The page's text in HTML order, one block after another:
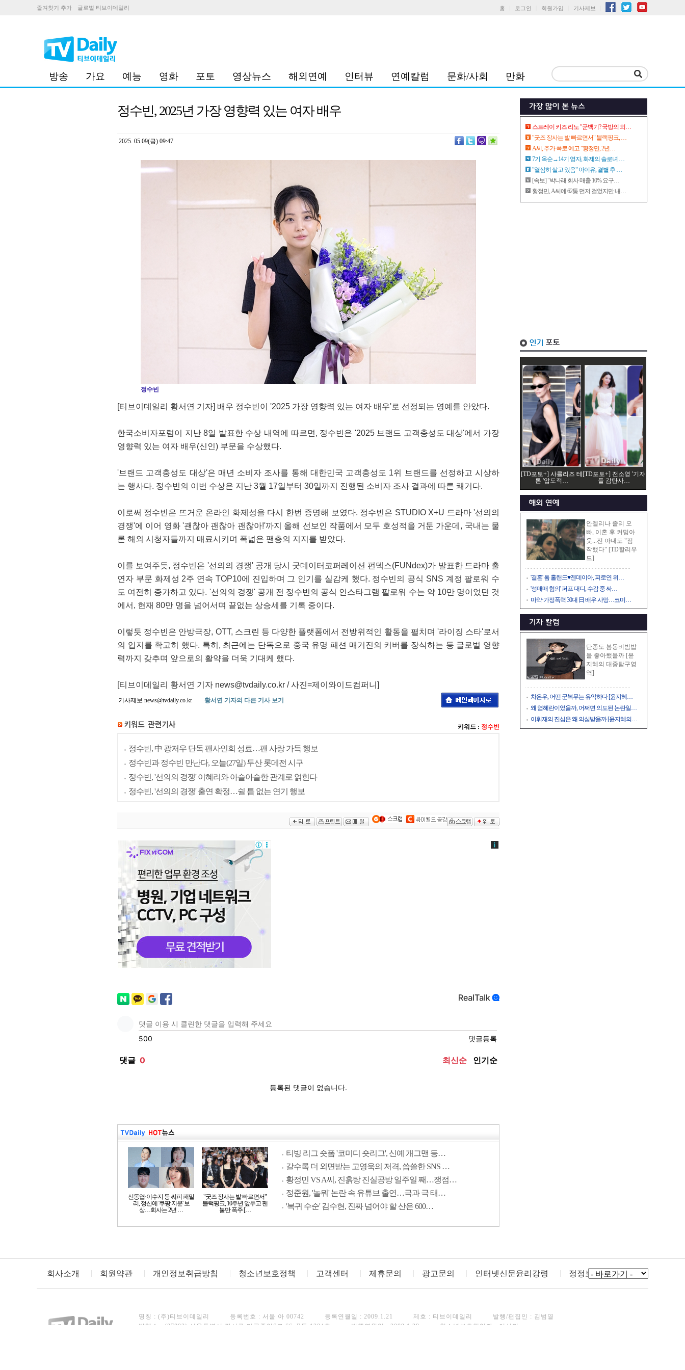
즐겨찾기 추가 글로벌 티브이데일리 홈 로그인 회원가입 기사제보
방송 가요 예능 영화 포토 영상뉴스 해외연예 인터뷰 연예칼럼 문화/사회 만화
정수빈, 2025년 가장 영향력 있는 여자 배우
2025. 05.09(금) 09:47
정수빈
[티브이데일리 황서연 기자] 배우 정수빈이 '2025 가장 영향력 있는 여자 배우'로 선정되는 영예를 안았다.
한국소비자포럼이 지난 8일 발표한 수상 내역에 따르면, 정수빈은 '2025 브랜드 고객충성도 대상'에서 가장
영향력 있는 여자 배우(신인) 부문을 수상했다.
'브랜드 고객충성도 대상'은 매년 소비자 조사를 통해 대한민국 고객충성도 1위 브랜드를 선정하고 시상하
는 행사다. 정수빈의 이번 수상은 지난 3월 17일부터 30일까지 진행된 소비자 조사 결과에 따른 쾌거다.
이로써 정수빈은 뜨거운 온라인 화제성을 다시 한번 증명해 보였다. 정수빈은 STUDIO X+U 드라마 '선의의
경쟁'에 이어 영화 '괜찮아 괜찮아 괜찮아!'까지 올해 선보인 작품에서 모두 호성적을 거둔 가운데, 국내는 물
론 해외 시청자들까지 매료시키며 폭넓은 팬층의 지지를 받았다.
이를 보여주듯, 정수빈은 '선의의 경쟁' 공개 당시 굿데이터코퍼레이션 펀덱스(FUNdex)가 발표한 드라마 출
연자 부문 화제성 2주 연속 TOP10에 진입하며 그 인기를 실감케 했다. 정수빈의 공식 SNS 계정 팔로워 수
도 여전히 증가하고 있다. '선의의 경쟁' 공개 전 정수빈의 공식 인스타그램 팔로워 수는 약 10만 명이었던 것
에서, 현재 80만 명을 넘어서며 끝없는 상승세를 기록 중이다.
이렇듯 정수빈은 안방극장, OTT, 스크린 등 다양한 플랫폼에서 전방위적인 활동을 펼치며 '라이징 스타'로서
의 입지를 확고히 했다. 특히, 최근에는 단독으로 중국 유명 패션 매거진의 커버를 장식하는 등 글로벌 영향
력까지 갖추며 앞으로의 활약을 더욱 기대케 했다.
[티브이데일리 황서연 기자 news@tvdaily.co.kr / 사진=제이와이드컴퍼니]
기사제보 news@tvdaily.co.kr 황서연 기자의 다른 기사 보기
키워드 : 정수빈
정수빈, 中 광저우 단독 팬사인회 성료…팬 사랑 가득 행보
정수빈과 정수빈 만난다, 오늘(27일) 두산 롯데전 시구
정수빈, '선의의 경쟁' 이혜리와 아슬아슬한 관계로 얽힌다
정수빈, '선의의 경쟁' 출연 확정…쉴 틈 없는 연기 행보
신동엽·이수지 등 씨피 패밀
리, 정산에 '쿠팡 지분' 보
상…회사는 2년 …
"굿즈 장사는 발 빠르면서"
블랙핑크, 10주년 앞두고 팬
불만 폭주 […
티빙 리그 숏폼 '코미디 숏리그', 신예 개그맨 등…
갈수록 더 외면받는 고영욱의 저격, 씁쓸한 SNS …
황정민 VS A씨, 진흙탕 진실공방 일주일 째…쟁점…
정준원, '놀뭐' 논란 속 유튜브 출연…극과 극 태…
'복귀 수순' 김수현, 진짜 넘어야 할 산은 600…
스트레이 키즈 리노 "군백기? 국방의 의…
"굿즈 장사는 발 빠르면서" 블랙핑크, …
A씨, 추가 폭로 예고 "황정민, 2년…
7기 옥순→14기 영자, 화제의 솔로녀 …
"열심히 살고 있음" 아이유, 결별 후 …
[속보] "박나래 회사 매출 10% 요구…
황정민, A씨에 62통 먼저 걸었지만 내…
[TD포토+] 샤를리즈 테
론 '압도적…
[TD포토+] 전소영 '기자
들 감탄사…
안젤리나 졸리 오
빠, 이혼 후 커밍아
웃...전 아내도 "짐
작했다" [TD할리우
드]
'결혼' 톰 홀랜드♥젠데이아, 피로연 위…
'성매매 혐의' 퍼프 대디, 수감 중 싸…
마약·가정폭력 30대 日 배우 사망…코미…
단종도 봄동비빔밥
을 좋아했을까 [윤
지혜의 대중탐구영
역]
차은우, 어떤 군복무는 유익하다 [윤지혜…
왜 염혜란이었을까, 어쩌면 의도된 논란일…
이휘재의 진심은 왜 의심받을까 [윤지혜의…
회사소개 회원약관 개인정보취급방침 청소년보호정책 고객센터 제휴문의 광고문의 인터넷신문윤리강령 정정보도
명칭 : (주)티브이데일리 등록번호 : 서울 아 00742 등록연월일 : 2009.1.21 제호 : 티브이데일리
발행/편집인 : 김범열
발행소 : (07803) 서울특별시 강서구 마곡중앙6로 66, B동 1204호
발행연월일 : 2009.1.28
청소년보호책임자 : 이선민